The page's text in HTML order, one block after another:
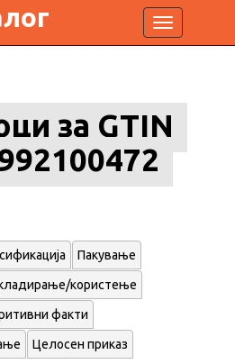
Toggle
navigation
за GTIN
Пакување
користење
факти
Целосен приказ